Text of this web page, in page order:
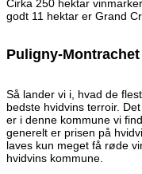
Cirka 250 hektar
godt 11 hektar er Grand
Puligny-Montrachet
Så lander vi i, hvad de
bedste hvidvins terroir.
er i denne kommune vi
generelt er prisen på
laves kun meget få røde
hvidvins kommune.